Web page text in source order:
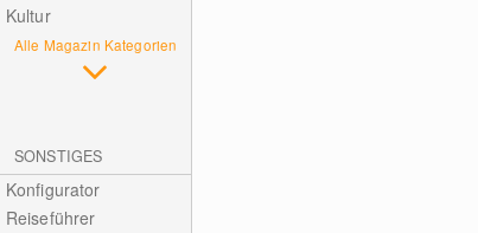
Kultur
Alle Magazin Kategorien
SONSTIGES
Konfigurator
Reiseführer